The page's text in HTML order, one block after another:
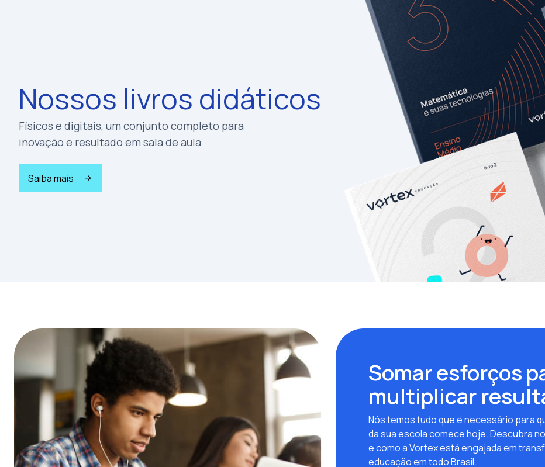
Nossos livros didáticos
Físicos e digitais, um conjunto completo para
inovação e resultado em sala de aula
Saiba mais
Somar esforços
multiplicar
Nós temos tudo que é necessário para
da sua escola comece hoje. Descubra
e como a Vortex está engajada em
educação em todo Brasil.